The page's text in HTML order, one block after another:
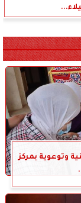
وتوعوية بمركز